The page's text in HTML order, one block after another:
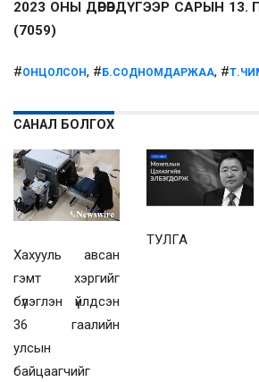
2023 ОНЫ ДӨРӨВДҮГЭЭР САРЫН 13.
(7059)
#ОНЦОЛСОН, # Б.СОДНОМДАРЖАА, #
САНАЛ БОЛГОХ
Хахууль авсан
гэмт хэргийг
бүлэглэн үйлдсэн
36 гаалийн
улсын
байцаагчийг
ТУЛГА